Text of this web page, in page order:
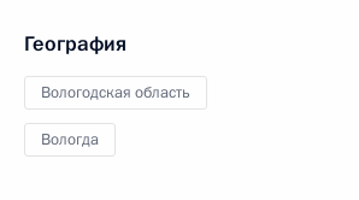
География
Вологодская область
Вологда